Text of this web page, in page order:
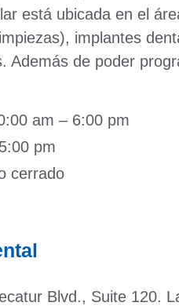
está ubicada en el
implantes
Además de poder
am – 6:00 pm
pm
cerrado
Blvd., Suite 120.